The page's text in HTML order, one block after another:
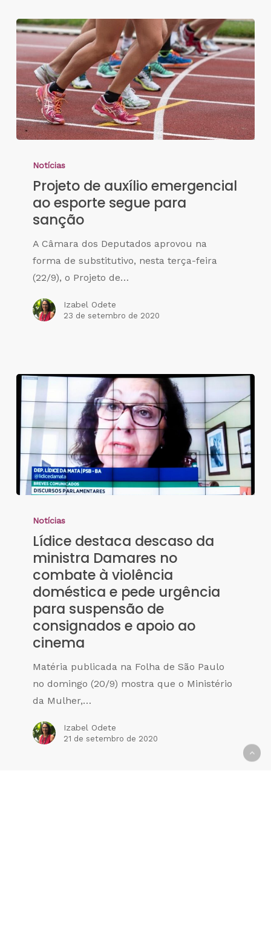
Notícias
Projeto de auxílio emergencial
ao esporte segue para
sanção
A Câmara dos Deputados aprovou na
forma de substitutivo, nesta terça-feira
(22/9), o Projeto de…
Izabel Odete
23 de setembro de 2020
Notícias
Lídice destaca descaso da
ministra Damares no
combate à violência
doméstica e pede urgência
para suspensão de
consignados e apoio ao
cinema
Matéria publicada na Folha de São Paulo
no domingo (20/9) mostra que o Ministério
da Mulher,…
Izabel Odete
21 de setembro de 2020